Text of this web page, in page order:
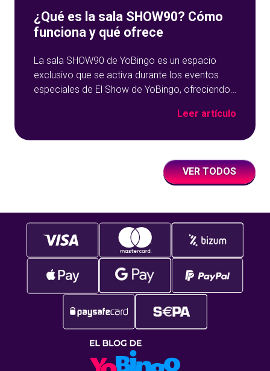
¿Qué es la sala SHOW90? Cómo
funciona y qué ofrece
La sala SHOW90 de YoBingo es un espacio
exclusivo que se activa durante los eventos
especiales de El Show de YoBingo, ofreciendo
Pensada para momentos concretos, esta sala
creando un entorno donde el entretenimiento
Leer artículo
VER TODOS